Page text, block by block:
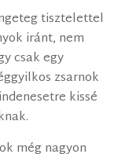
tisztelettel
iránt, nem
csak egy
zsarnok
kissé
még nagyon